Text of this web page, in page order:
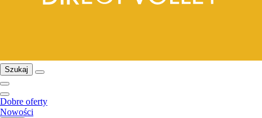
Szukaj
Dobre oferty
Nowości